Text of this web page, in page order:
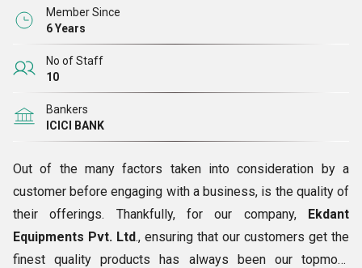
टाटा मोटर्स
सेंट-गोबेन
ASB
KSB
फ़ोर्ब्स फैसिलिटी
महिन्द्रा सी इ
पायरोटेक
भारत फोर्ज
थर्मैक्स
Member Since
6 Years
No of Staff
10
Bankers
ICICI BANK
Out of the many factors taken into consideration by a
customer before engaging with a business, is the quality of
their offerings. Thankfully, for our company, Ekdant
Equipments Pvt. Ltd., ensuring that our customers get the
finest quality products has always been our topmost